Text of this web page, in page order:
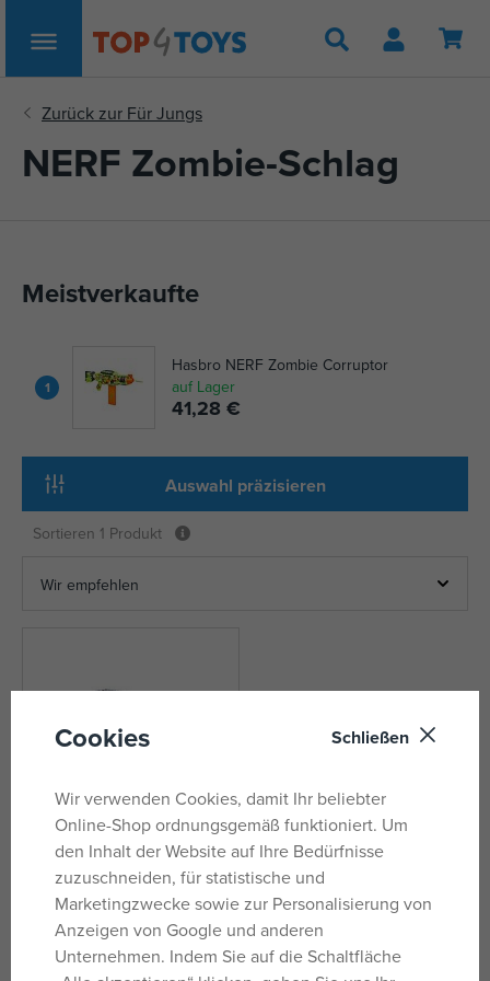
Suche
NERF Zombie-Schlag
Meistverkaufte
1
Hasbro NERF Zombie Corruptor
auf Lager
41,28 €
Auswahl präzisieren
Sortieren 1 Produkt
Hasbro NERF Zombie
Corruptor
auf Lager
41,28 €
Cookies Schließen
Wir verwenden Cookies, damit Ihr beliebter
Online-Shop ordnungsgemäß funktioniert. Um
den Inhalt der Website auf Ihre Bedürfnisse
zuzuschneiden, für statistische und
Marketingzwecke sowie zur Personalisierung von
Anzeigen von Google und anderen
Unternehmen. Indem Sie auf die Schaltfläche